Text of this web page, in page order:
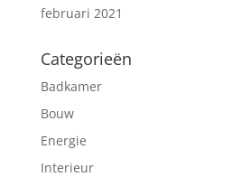
februari 2021
Categorieën
Badkamer
Bouw
Energie
Interieur